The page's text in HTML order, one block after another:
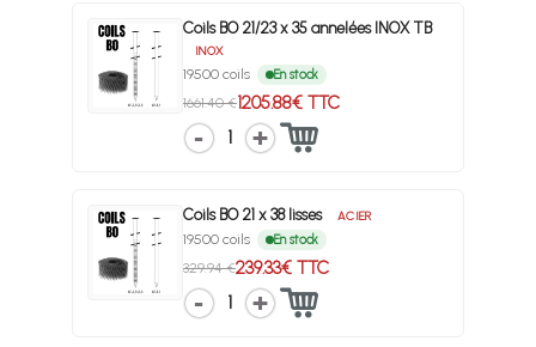
Coils BO 21/23 x 35 annelées INOX TB
INOX
19500 coils En stock
1661.40 €1205.88€ TTC
1
Coils BO 21 x 38 lisses ACIER
19500 coils En stock
329.94 €239.33€ TTC
1